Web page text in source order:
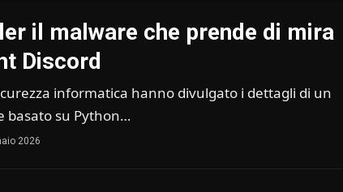
il malware che prende di mira
Discord
informatica hanno divulgato i dettagli di un
basato su Python…
2026